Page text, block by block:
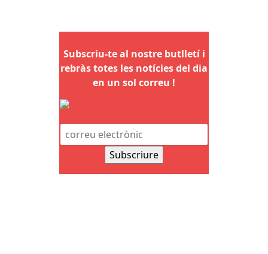
Subscriu-te al nostre butlletí i
rebràs totes les notícies del dia
en un sol correu !